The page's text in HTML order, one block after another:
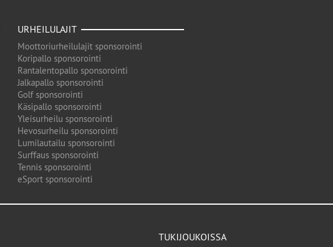
URHEILULAJIT
Moottoriurheilulajit sponsorointi
Koripallo sponsorointi
Rantalentopallo sponsorointi
Jalkapallo sponsorointi
Golf sponsorointi
Käsipallo sponsorointi
Yleisurheilu sponsorointi
Hevosurheilu sponsorointi
Lumilautailu sponsorointi
Surffaus sponsorointi
Tennis sponsorointi
eSport sponsorointi
TUKIJOUKOISSA